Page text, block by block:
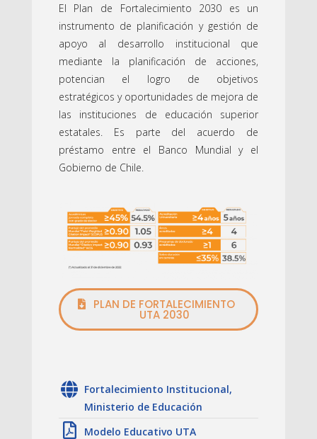
El Plan de Fortalecimiento 2030 es un
instrumento de planificación y gestión de
apoyo al desarrollo institucional que
mediante la planificación de acciones,
potencian el logro de objetivos
estratégicos y oportunidades de mejora de
las instituciones de educación superior
estatales. Es parte del acuerdo de
préstamo entre el Banco Mundial y el
Gobierno de Chile.
PLAN DE FORTALECIMIENTO
UTA 2030
Fortalecimiento Institucional,
Ministerio de Educación
Modelo Educativo UTA